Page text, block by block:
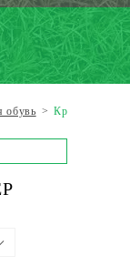
обувь > Кроссовки